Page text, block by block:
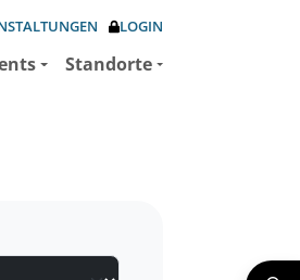
LOGIN
Standorte